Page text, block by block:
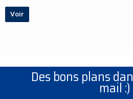
Voir
Des bons plans
mail :)